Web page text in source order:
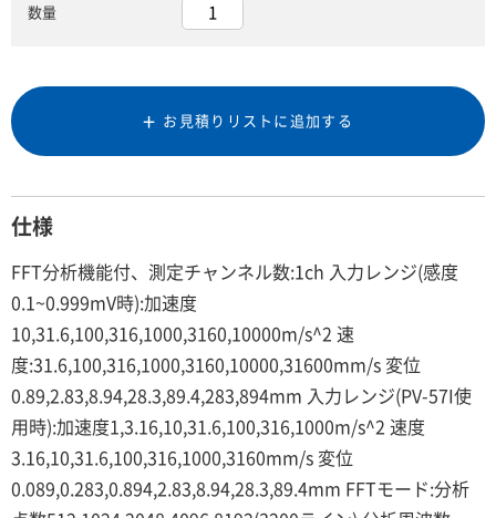
数量
お見積りリストに追加する
仕様
FFT分析機能付、測定チャンネル数:1ch 入力レンジ(感度
0.1~0.999mV時):加速度
10,31.6,100,316,1000,3160,10000m/s^2 速
度:31.6,100,316,1000,3160,10000,31600mm/s 変位
0.89,2.83,8.94,28.3,89.4,283,894mm 入力レンジ(PV-57I使
用時):加速度1,3.16,10,31.6,100,316,1000m/s^2 速度
3.16,10,31.6,100,316,1000,3160mm/s 変位
0.089,0.283,0.894,2.83,8.94,28.3,89.4mm FFTモード:分析